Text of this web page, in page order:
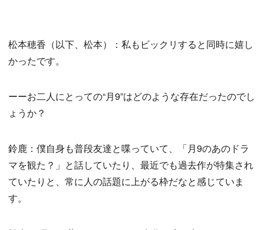
松本穂香（以下、松本）：私もビックリすると同時に嬉し
かったです。
ーーお二人にとっての“月9”はどのような存在だったのでし
ょうか？
鈴鹿：僕自身も普段友達と喋っていて、「月9のあのドラ
マを観た？」と話していたり、最近でも過去作が特集され
ていたりと、常に人の話題に上がる枠だなと感じていま
す。